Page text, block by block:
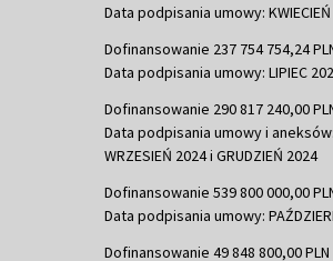
Data podpisania umowy:
Dofinansowanie 237 754 754,24
Data podpisania umowy: LIPIEC
Dofinansowanie 290 817 240,00
Data podpisania umowy i aneksów:
WRZESIEŃ 2024 i GRUDZIEŃ 2024
Dofinansowanie 539 800 000,00
Data podpisania umowy:
Dofinansowanie 49 848 800,00 PLN